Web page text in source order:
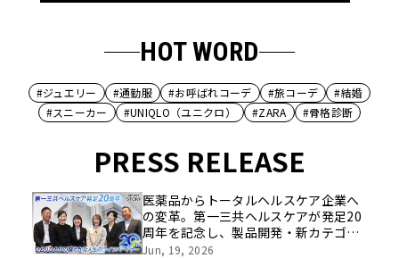
HOT WORD
#ジュエリー #通勤服 #お呼ばれコーデ #旅コーデ
#結婚
#スニーカー
#UNIQLO（ユニクロ） #ZARA #骨格診断
PRESS RELEASE
医薬品からトータルヘルスケア企業へ
の変革。第一三共ヘルスケアが発足20
周年を記念し、製品開発・新カテゴリ
挑戦の舞台や旧社統合時のエピソード
Jun, 19, 2026